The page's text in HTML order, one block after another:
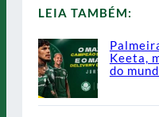
LEIA TAMBÉM:
Keeta,
do